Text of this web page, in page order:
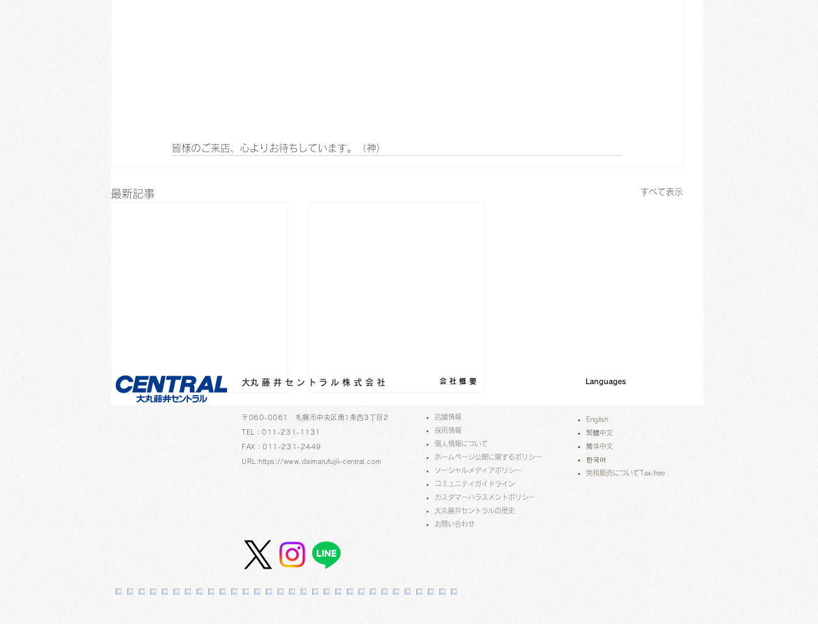
皆様のご来店、心よりお待ちしています。（神）
最新記事 すべて表示
2024」の予約を受け付け
フィリピンのインクメーカー
オンエディションとヴィンテ
​大丸藤井セントラル株式会社 会社概要
​〒060-0061 札幌市中央区南1条西3丁目2
TEL：011-231-1131
FAX：011-231-2449
URL:https://www.daimarufujii-central.com
​店舗情報
採用情報
個人情報について
ホームページ公開に関するポリシー
ソーシャルメディアポリシー
コミュニティガイドライン
​​カスタマーハラスメントポリシー
大丸藤井セントラルの歴史
​お問い合わせ
Languages
English
繁體中文
简体中文
한국어
免税販売についてTax-free​